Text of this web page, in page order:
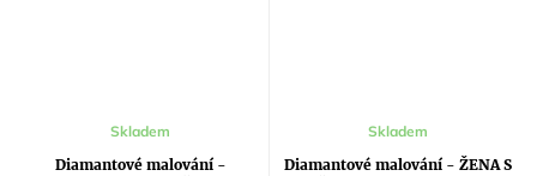
Diamantové malování -
Skladem
Diamantové malování - ŽENA S
Skladem